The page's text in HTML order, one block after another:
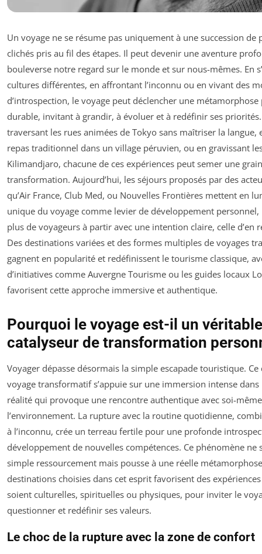
Un voyage ne se résume pas uniquement à une succession de
clichés pris au fil des étapes. Il peut devenir une aventure
bouleverse notre regard sur le monde et sur nous-mêmes. En
cultures différentes, en affrontant l’inconnu ou en vivant des
d’introspection, le voyage peut déclencher une
durable, invitant à grandir, à évoluer et à redéfinir ses
traversant les rues animées de Tokyo sans maîtriser la langue,
repas traditionnel dans un village péruvien, ou en gravissant
Kilimandjaro, chacune de ces expériences peut semer une
transformation. Aujourd’hui, les séjours proposés par des
qu’Air France, Club Med, ou Nouvelles Frontières mettent en
unique du voyage comme levier de développement
plus de voyageurs à partir avec une intention claire, celle d’en
Des destinations variées et des formes multiples de voyages
gagnent en popularité et redéfinissent le tourisme classique,
d’initiatives comme Auvergne Tourisme ou les guides locaux
favorisent cette approche immersive et authentique.
Pourquoi le voyage est-il un véritable
catalyseur de transformation
Voyager dépasse désormais la simple escapade touristique. Ce
voyage transformatif s’appuie sur une immersion intense
réalité qui provoque une rencontre authentique avec soi-
l’environnement. La rupture avec la routine quotidienne,
à l’inconnu, crée un terreau fertile pour une profonde
développement de nouvelles compétences. Ce phénomène ne
simple ressourcement mais pousse à une réelle
destinations choisies dans cet esprit favorisent des expériences
soient culturelles, spirituelles ou physiques, pour inviter le
questionner et redéfinir ses valeurs.
Le choc de la rupture avec la zone de confort